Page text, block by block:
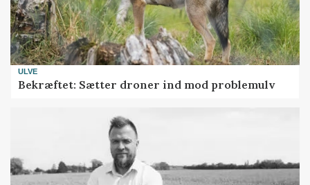
ULVE
Bekræftet: Sætter droner ind mod problemulv